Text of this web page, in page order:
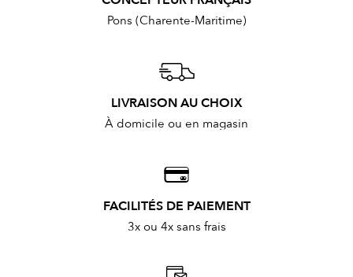
Pons (Charente-Maritime)
LIVRAISON AU CHOIX
À domicile ou en magasin
FACILITÉS DE PAIEMENT
3x ou 4x sans frais